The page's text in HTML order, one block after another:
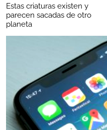
Estas criaturas existen y
parecen sacadas de otro
planeta